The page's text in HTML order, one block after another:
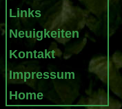
Links
Neuigkeiten
Kontakt
Impressum
Home